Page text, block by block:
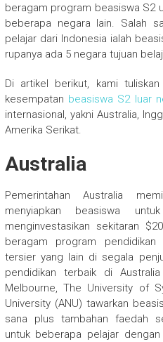
beragam program beasiswa S2
beberapa negara lain. Salah
pelajar dari Indonesia ialah
rupanya ada 5 negara tujuan
Di artikel berikut, kami
kesempatan beasiswa S2 luar
internasional, yakni Australia,
Amerika Serikat.
Australia
Pemerintahan Australia
menyiapkan beasiswa
menginvestasikan sekitaran
beragam program
tersier yang lain di segala
pendidikan terbaik di
Melbourne, The University of
University (ANU) tawarkan
sana plus tambahan faedah
untuk beberapa pelajar